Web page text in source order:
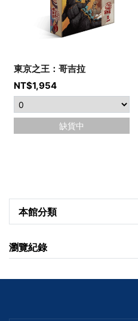
本館分類
瀏覽紀錄
東京之王：哥吉拉
NT$1,954
缺貨中